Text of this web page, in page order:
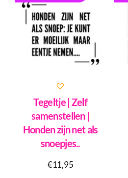
Tegeltje | Zelf
samenstellen |
Honden zijn net als
snoepjes..
€11,95